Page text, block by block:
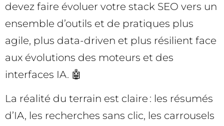
devez faire évoluer votre stack SEO vers un
ensemble d’outils et de pratiques plus
agile, plus data-driven et plus résilient face
aux évolutions des moteurs et des
interfaces IA. 🤖
La réalité du terrain est claire : les résumés
d’IA, les recherches sans clic, les carrousels